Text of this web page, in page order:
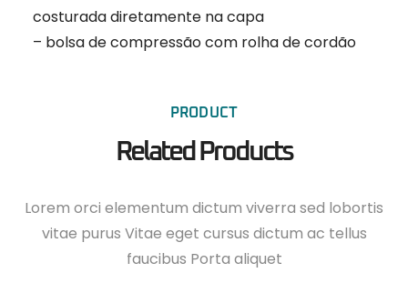
costurada diretamente na capa
– bolsa de compressão com rolha de cordão
PRODUCT
Related Products
Lorem orci elementum dictum viverra sed lobortis
vitae purus Vitae eget cursus dictum ac tellus
faucibus Porta aliquet